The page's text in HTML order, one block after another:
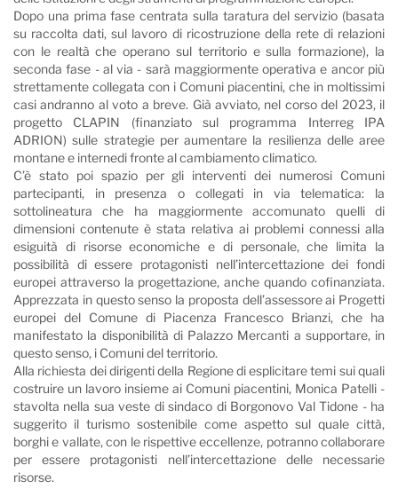
Dopo una prima fase centrata sulla taratura del servizio (basata
su raccolta dati, sul lavoro di ricostruzione della rete di relazioni
con le realtà che operano sul territorio e sulla formazione), la
seconda fase - al via - sarà maggiormente operativa e ancor più
strettamente collegata con i Comuni piacentini, che in moltissimi
casi andranno al voto a breve. Già avviato, nel corso del 2023, il
progetto CLAPIN (finanziato sul programma Interreg IPA
ADRION) sulle strategie per aumentare la resilienza delle aree
montane e internedi fronte al cambiamento climatico.
C’è stato poi spazio per gli interventi dei numerosi Comuni
partecipanti, in presenza o collegati in via telematica: la
sottolineatura che ha maggiormente accomunato quelli di
dimensioni contenute è stata relativa ai problemi connessi alla
esiguità di risorse economiche e di personale, che limita la
possibilità di essere protagonisti nell’intercettazione dei fondi
europei attraverso la progettazione, anche quando cofinanziata.
Apprezzata in questo senso la proposta dell’assessore ai Progetti
europei del Comune di Piacenza Francesco Brianzi, che ha
manifestato la disponibilità di Palazzo Mercanti a supportare, in
questo senso, i Comuni del territorio.
Alla richiesta dei dirigenti della Regione di esplicitare temi sui quali
costruire un lavoro insieme ai Comuni piacentini, Monica Patelli -
stavolta nella sua veste di sindaco di Borgonovo Val Tidone - ha
suggerito il turismo sostenibile come aspetto sul quale città,
borghi e vallate, con le rispettive eccellenze, potranno collaborare
per essere protagonisti nell’intercettazione delle necessarie
risorse.